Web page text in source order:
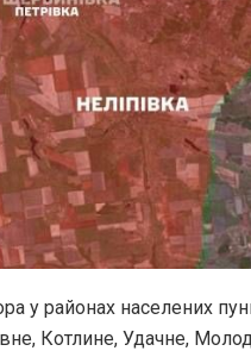
у районах населених
Котлине, Удачне,